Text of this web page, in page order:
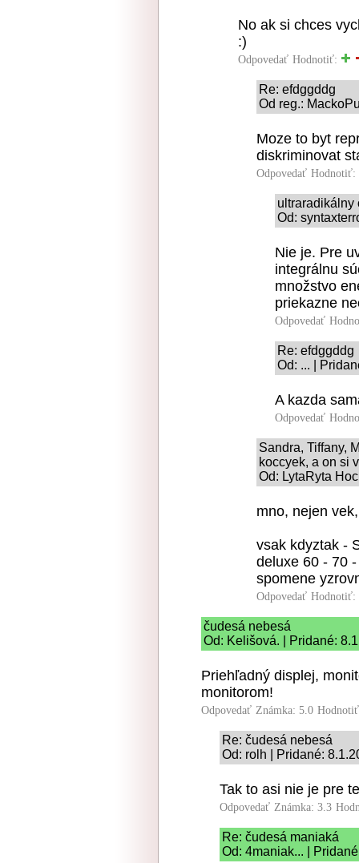
No ak si chces
:)
Odpovedať Hodnotiť:
Re: efdggddg
Od reg.:
Moze to byt
diskriminovat
Odpovedať Hodnotiť:
ultraradikálny
Od:
Nie je. Pre
integrálnu
množstvo
priekazne
Odpovedať
Re: efdggddg
Od: ... |
A kazda
Odpovedať
Sandra, Tiffany,
koccyek, a on si
Od: LytaRyta
mno, nejen
vsak kdyztak -
deluxe 60 - 70
spomene
Odpovedať Hodnotiť:
čudesá nebesá
Od: Kelišová. | Pridané:
Priehľadný displej,
monitorom!
Odpovedať Známka: 5.0
Re: čudesá nebesá
Od: rolh | Pridané:
Tak to asi nie je pre
Odpovedať Známka: 3.3
Re: čudesá maniaká
Od: 4maniak... |